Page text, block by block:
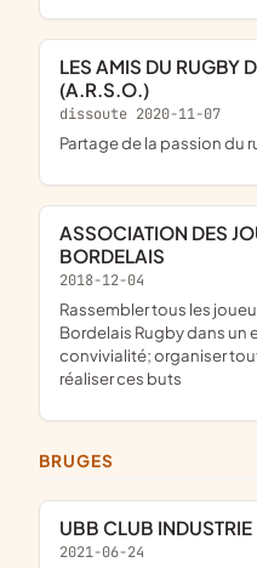
LES AMIS DU RUGBY DU SOUD OUEST
(A.R.S.O.)
dissoute 2020-11-07
partage de la passion du
ASSOCIATION DES JOUEURS DU STADE
BORDELAIS
2018-12-04
rassembler tous les joueurs et dirigeants du Stade
Bordelais Rugby dans un
convivialité; organiser
réaliser ces buts
BRUGES
UBB CLUB INDUSTRIE
2021-06-24